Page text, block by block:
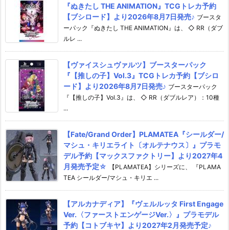
『ぬきたし THE ANIMATION』TCGトレカ予約
【ブシロード】より2026年8月7日発売♪ ブースタ
ーパック『ぬきたし THE ANIMATION』は、 ◇ RR（ダブ
ルレ ...
【ヴァイスシュヴァルツ】ブースターパック
『【推しの子】Vol.3』TCGトレカ予約【ブシロ
ード】より2026年8月7日発売♪ ブースターパック
『【推しの子】Vol.3』は、 ◇ RR（ダブルレア）：10種
...
【Fate/Grand Order】PLAMATEA『シールダー/
マシュ・キリエライト〔オルテナウス〕』プラモ
デル予約【マックスファクトリー】より2027年4
月発売予定☆
【PLAMATEA】シリーズに、 『PLAMA
TEA シールダー/マシュ・キリエ ...
【アルカナディア】『ヴェルルッタ First Engage
Ver.〈ファーストエンゲージVer.〉』プラモデル
予約【コトブキヤ】より2027年2月発売予定♪